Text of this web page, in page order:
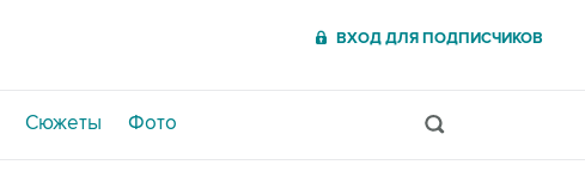
ВХОД ДЛЯ ПОДПИСЧИКОВ
Сюжеты Фото